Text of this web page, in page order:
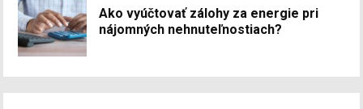
Ako vyúčtovať zálohy za energie pri
nájomných nehnuteľnostiach?